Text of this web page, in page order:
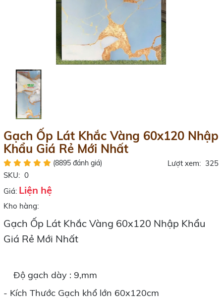
Gạch Ốp Lát Khắc Vàng 60x120 Nhập
Khẩu Giá Rẻ Mới Nhất
(8895 đánh giá) Lượt xem: 325
SKU: 0
Giá: Liện hệ
Kho hàng:
Gạch Ốp Lát Khắc Vàng 60x120 Nhập Khẩu
Giá Rẻ Mới Nhất
Độ gạch dày : 9,mm
- Kích Thước Gạch khổ lớn 60x120cm